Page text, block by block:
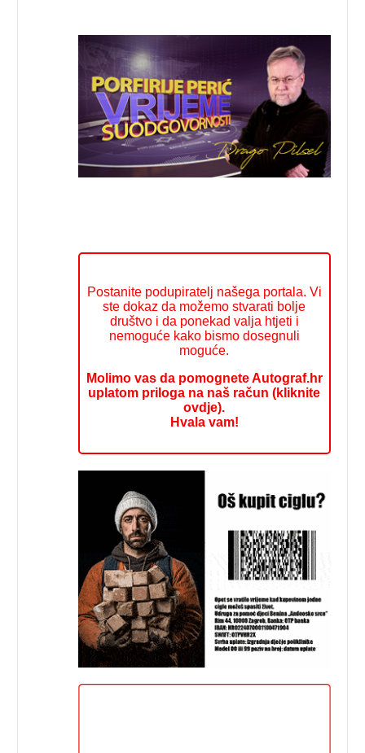
Postanite podupiratelj našega portala. Vi
ste dokaz da možemo stvarati bolje
društvo i da ponekad valja htjeti i
nemoguće kako bismo dosegnuli
moguće.
Molimo vas da pomognete Autograf.hr
uplatom priloga na naš račun (kliknite
ovdje).
Hvala vam!